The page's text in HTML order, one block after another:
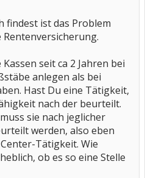
findest ist das Problem
seit ca 2 Jahren bei
anlegen als bei
Hast Du eine Tätigkeit,
nach der beurteilt.
sie nach jeglicher
werden, also eben
Tätigkeit. Wie
ob es so eine Stelle